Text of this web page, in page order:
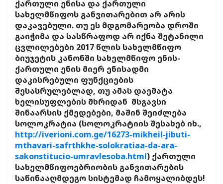
ქართული ენისა და ქართული
სახელმწიფოს განვითარებით არ არის
დაკავებული. თუ ეს მდგომარეობა დროში
გაიჭიმა და სასწრაფოდ არ იქნა შეტანილი
ცვლილებები 2017 წლის სახელმწიფო
ბიუჯეტის კანონში სახელმწიფო ენის-
ქართული ენის მიერ ენისადმი
დაკისრებული ფუნქციების
შესასრულებლად, თუ ამას დაემატა
ხელისუფლების მხრიდან მსგავსი
შინაარსის ქმედებები, მაშინ შეიძლება
სოლოკრატია (სოლოკრატიის შესახებ იხ.,
http://iverioni.com.ge/16273-mikheil-jibuti-
mthavari-safrthkhe-solokratiaa-da-ara-
sakonstitucio-umravlesoba.html) ქართული
სახელმწიფოებრიობის განვითარების
საწინააღმდეგო სისტემად ჩამოყალიბდეს!